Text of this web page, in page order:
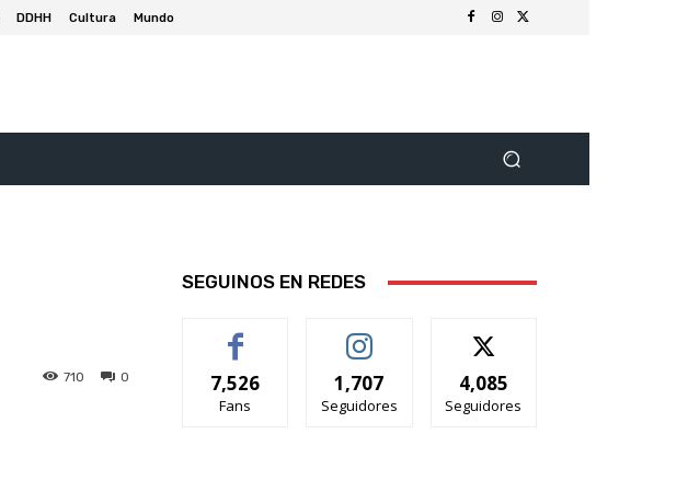
DDHH Cultura Mundo
0
710
SEGUINOS EN REDES
7,526
Fans
1,707
Seguidores
4,085
Seguidores